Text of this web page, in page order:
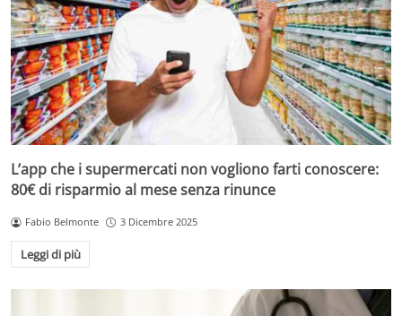
L’app che i supermercati non vogliono farti conoscere:
80€ di risparmio al mese senza rinunce
Fabio Belmonte 3 Dicembre 2025
Leggi di più